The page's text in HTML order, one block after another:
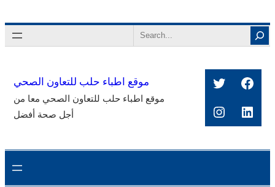
to
content
Search
موقع اطباء حلب للتعاون الصحي
موقع اطباء حلب للتعاون الصحي معا من
أجل صحة أفضل
Twitter